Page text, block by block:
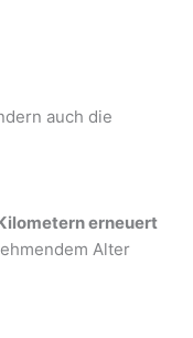
auch die
erneuert
Alter